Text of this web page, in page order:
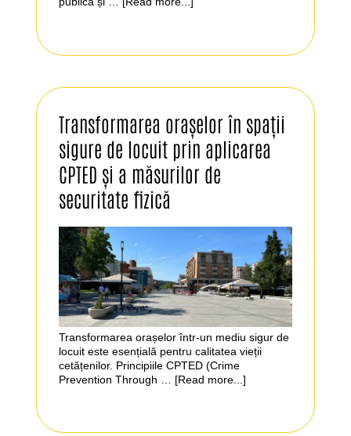
Transformarea orașelor în spații
sigure de locuit prin aplicarea
CPTED și a măsurilor de
securitate fizică
Transformarea orașelor într-un mediu sigur de
locuit este esențială pentru calitatea vieții
cetățenilor. Principiile CPTED (Crime
Prevention Through … [Read more...]